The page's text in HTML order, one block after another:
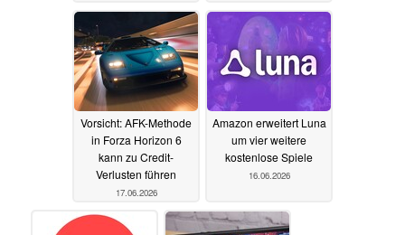
Vorsicht: AFK-Methode
in Forza Horizon 6
kann zu Credit-
Verlusten führen
17.06.2026
Amazon erweitert Luna
um vier weitere
kostenlose Spiele
16.06.2026